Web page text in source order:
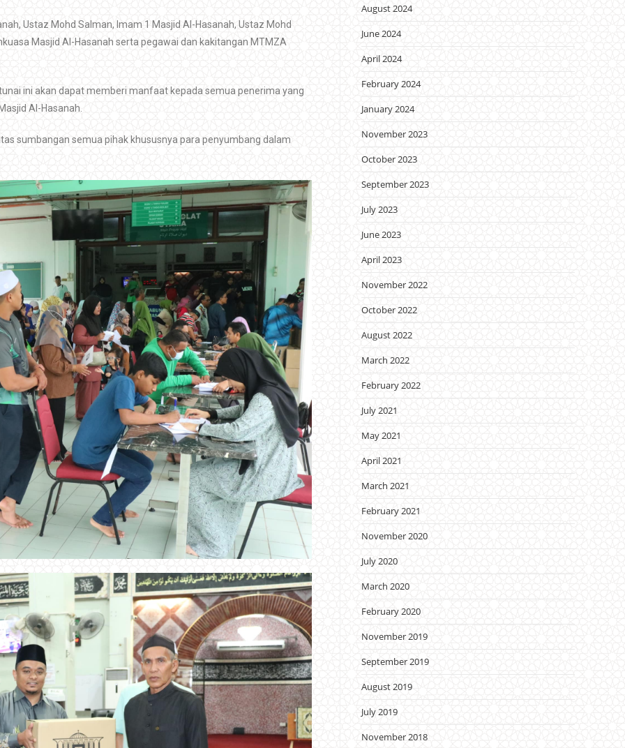
Ustaz Mohd Salman, Imam 1 Masjid Al-Hasanah, Ustaz Mohd
Masjid Al-Hasanah serta pegawai dan kakitangan MTMZA
ini akan dapat memberi manfaat kepada semua penerima yang
Al-Hasanah.
sumbangan semua pihak khususnya para penyumbang dalam
August 2024
June 2024
April 2024
February 2024
January 2024
November 2023
October 2023
September 2023
July 2023
June 2023
April 2023
November 2022
October 2022
August 2022
March 2022
February 2022
July 2021
May 2021
April 2021
March 2021
February 2021
November 2020
July 2020
March 2020
February 2020
November 2019
September 2019
August 2019
July 2019
November 2018